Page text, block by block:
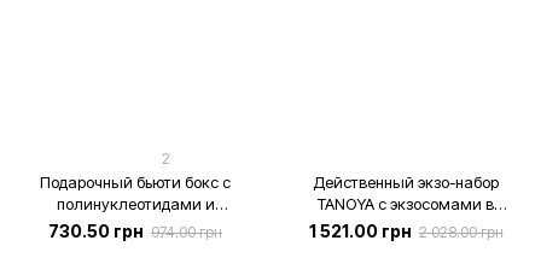
2
Подарочный бьюти бокс с
полинуклеотидами и
кашемиром, 3 продукта +
коробка
730.50 грн 974.00 грн
Действенный экзо-набор
TANOYA с экзосомами в
подарочной эко-упаковке –
Тоник, бустер, флюид под глаза
1 521.00 грн 2 028.00 грн